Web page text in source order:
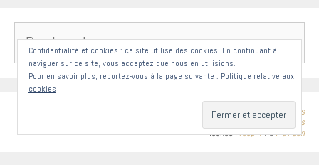
CMSWordPress
Modèle GeneratePress
IcônesFreepikviaFlatIcon
Confidentialité et cookies : ce site utilise des cookies. En continuant à
naviguer sur ce site, vous acceptez que nous en utilisions.
Pour en savoir plus, reportez-vous à la page suivante : Politique relative aux
cookies